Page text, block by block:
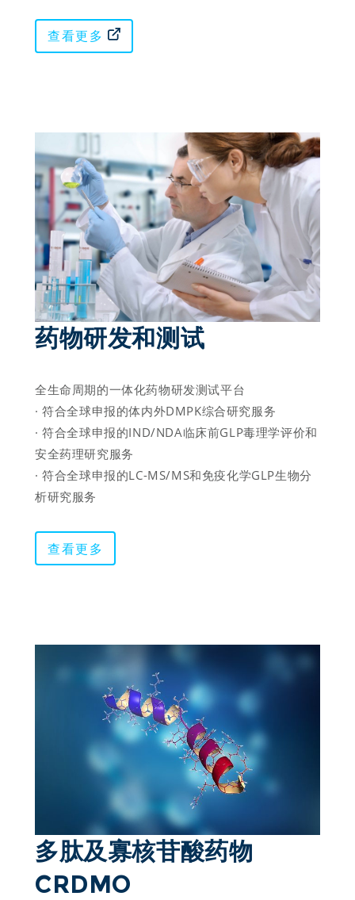
查看更多
药物研发和测试
全生命周期的一体化药物研发测试平台
· 符合全球申报的体内外DMPK综合研究服务
· 符合全球申报的IND/NDA临床前GLP毒理学评价和
安全药理研究服务
· 符合全球申报的LC-MS/MS和免疫化学GLP生物分
析研究服务
查看更多
多肽及寡核苷酸药物
CRDMO